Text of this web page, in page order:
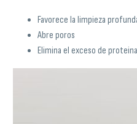
Favorece la limpieza
Abre poros
Elimina el exceso de